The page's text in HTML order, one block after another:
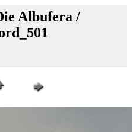
Albufera /